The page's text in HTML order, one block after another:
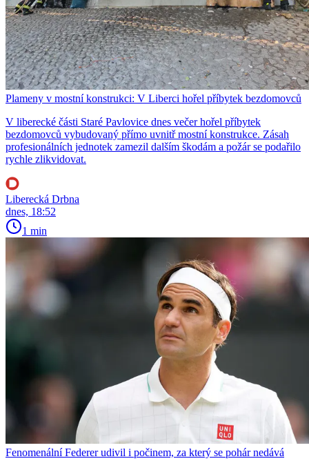
Plameny v mostní konstrukci: V Liberci hořel příbytek bezdomovců
V liberecké části Staré Pavlovice dnes večer hořel příbytek
bezdomovců vybudovaný přímo uvnitř mostní konstrukce. Zásah
profesionálních jednotek zamezil dalším škodám a požár se podařilo
rychle zlikvidovat.
Liberecká Drbna
dnes, 18:52
1 min
Fenomenální Federer udivil i počinem, za který se pohár nedává